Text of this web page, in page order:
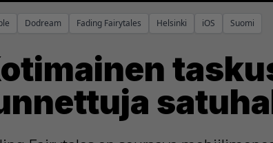
Dodream Fading Fairytales Helsinki iOS Suomi